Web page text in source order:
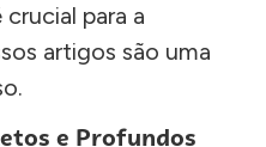
para a
artigos são uma
e Profundos